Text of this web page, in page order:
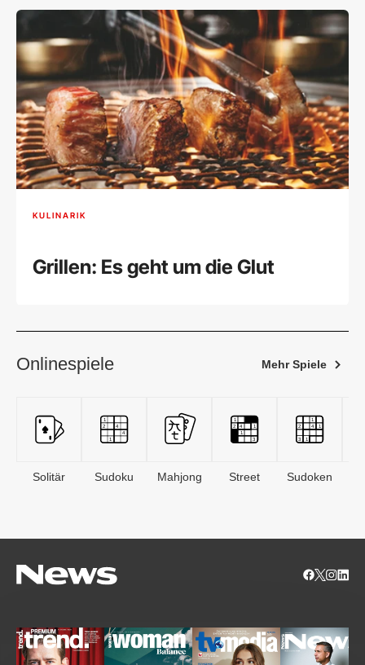
KULINARIK
Grillen: Es geht um die Glut
Onlinespiele Mehr Spiele
Solitär Sudoku Mahjong Street Sudoken